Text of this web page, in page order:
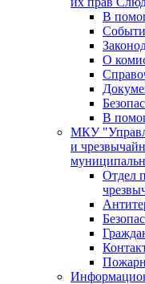
В
О
В
МКУ
и
Отдел